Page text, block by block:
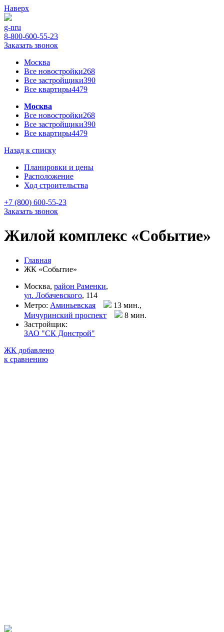
Наверх
g-nru
8-800-600-55-23
Заказать звонок
Москва
Все новостройки268
Все застройщики390
Все квартиры4479
Москва
Все новостройки268
Все застройщики390
Все квартиры4479
Назад к списку
Планировки и цены
Расположение
Ход строительства
+7 (800) 600-55-23
Заказать звонок
Жилой комплекс «Событие»
Главная
ЖК «Событие»
Москва, район Раменки,
ул. Лобачевского, 114
Метро: Аминьевская
13 мин.,
Мичуринский проспект
8 мин.
Застройщик:
ЗАО "СК Донстрой"
ЖК добавлено
к сравнению